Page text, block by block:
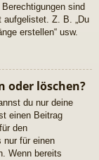
sind
aufgelistet. Z. B. „Du
erstellen“ usw.
oder löschen?
du nur deine
einen Beitrag
den
nur für einen
Wenn bereits